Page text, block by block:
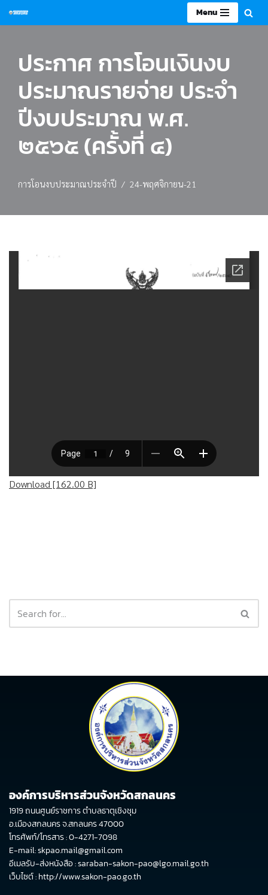
content
Menu
ประกาศ การโอนเงินงบ
ประมาณรายจ่าย ประจำ
ปีงบประมาณ พ.ศ.
๒๕๖๕ (ครั้งที่ ๔)
การโอนงบประมาณประจำปี 24-พฤศจิกายน-21
Download [162.00 B]
องค์การบริหารส่วนจังหวัดสกลนคร
1919 ถนนศูนย์ราชการ ตำบลธาตุเชิงชุม
อ.เมืองสกลนคร จ.สกลนคร 47000
โทรศัพท์/โทรสาร : 0-4271-7098
E-mail: skpao.mail@gmail.com
อีเมลรับ-ส่งหนังสือ : saraban-sakon-pao@lgo.mail.go.th
เว็บไซต์ :http://www.sakon-pao.go.th